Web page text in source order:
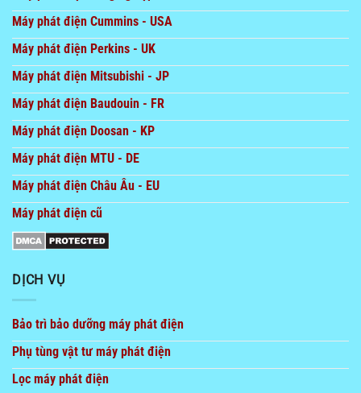
Máy phát điện Cummins - USA
Máy phát điện Perkins - UK
Máy phát điện Mitsubishi - JP
Máy phát điện Baudouin - FR
Máy phát điện Doosan - KP
Máy phát điện MTU - DE
Máy phát điện Châu Âu - EU
Máy phát điện cũ
DỊCH VỤ
Bảo trì bảo dưỡng máy phát điện
Phụ tùng vật tư máy phát điện
Lọc máy phát điện